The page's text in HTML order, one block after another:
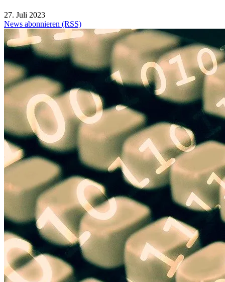
27. Juli 2023
News abonnieren (RSS)